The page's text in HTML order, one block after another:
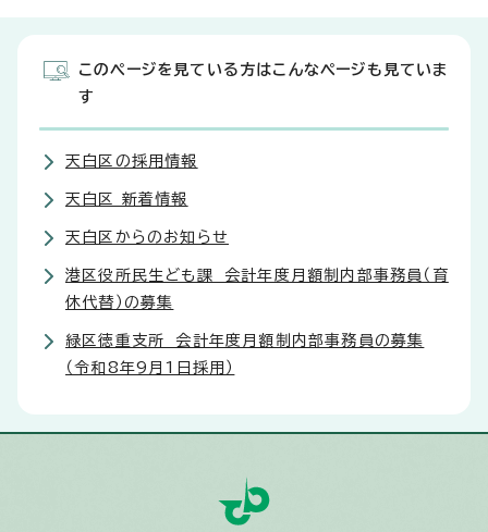
このページを見ている方はこんなページも見ていま
す
天白区の採用情報
天白区 新着情報
天白区からのお知らせ
港区役所民生ども課 会計年度月額制内部事務員（育
休代替）の募集
緑区徳重支所 会計年度月額制内部事務員の募集
（令和8年9月1日採用）